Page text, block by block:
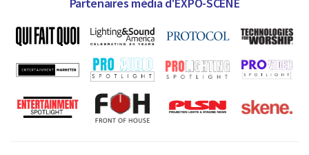
Partenaires média d'EXPO-SCÈNE